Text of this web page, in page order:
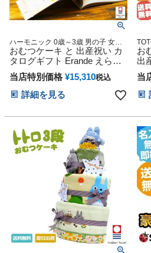
ハーモニック 0歳～3歳 男の子 女の
子 送料無料 ギフト ダイパーケーキ
おむつケーキ と 出産祝い カ
タログギフト Erande えらん
で にこにこ のセット
当店特別価格 ¥15,310税込
詳細を見る
ジ
産
お
出
出
テ
マ
端
当